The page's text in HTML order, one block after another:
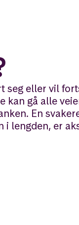
eller vil
gå alle
En
lengden, er